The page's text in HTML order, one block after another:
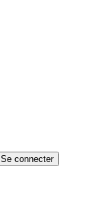
Se connecter